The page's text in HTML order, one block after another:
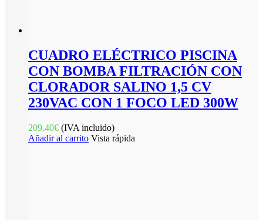
CUADRO ELÉCTRICO PISCINA
CON BOMBA FILTRACIÓN CON
CLORADOR SALINO 1,5 CV
230VAC CON 1 FOCO LED 300W
209,40€ (IVA incluido)
Añadir al carrito Vista rápida